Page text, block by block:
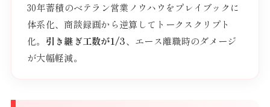
30年蓄積のベテラン営業ノウハウをプレイブックに
体系化、商談録画から逆算してトークスクリプト
化。 引き継ぎ工数が1/3、エース離職時のダメージ
が大幅軽減。